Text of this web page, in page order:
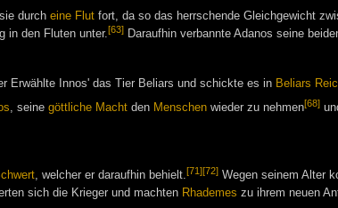
durch eine Flutfort, da so das herrschende Gleichgewicht
in den Fluten unter.[63]Daraufhin verbannte Adanos seine
Erwählte Innos' das Tier Beliars und schickte es in Beliars
, seine göttliche Machtden Menschenwieder zu nehmen[68]
, welcher er daraufhin behielt.[71][72]Wegen seinem Alter
sich die Krieger und machten Rhademes zu ihrem neuen